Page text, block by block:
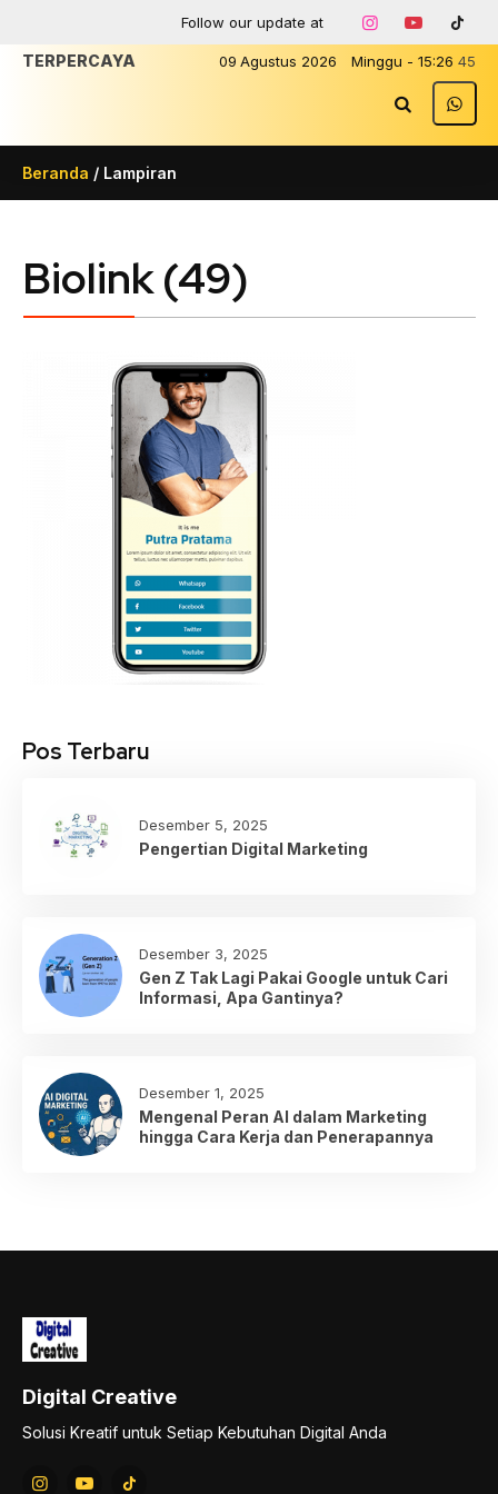
Follow our update at
09 Agustus 2026 Minggu - 15:26 45
Beranda / Lampiran
Biolink (49)
Pos Terbaru
Desember 5, 2025
Pengertian Digital Marketing
Desember 3, 2025
Gen Z Tak Lagi Pakai Google untuk Cari
Informasi, Apa Gantinya?
Desember 1, 2025
Mengenal Peran AI dalam Marketing
hingga Cara Kerja dan Penerapannya
Digital Creative
Solusi Kreatif untuk Setiap Kebutuhan Digital Anda